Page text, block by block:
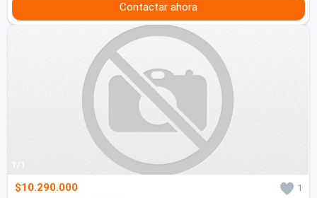
Contactar ahora
1/1
$10.290.000
1